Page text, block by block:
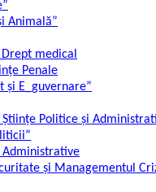
Animală”
medical
Penale
și E_guvernare”
Politice și
Administrative
și Managementul